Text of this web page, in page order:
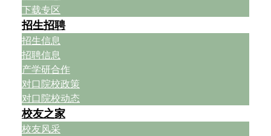
下载专区
招生招聘
招生信息
招聘信息
产学研合作
对口院校政策
对口院校动态
校友之家
校友风采